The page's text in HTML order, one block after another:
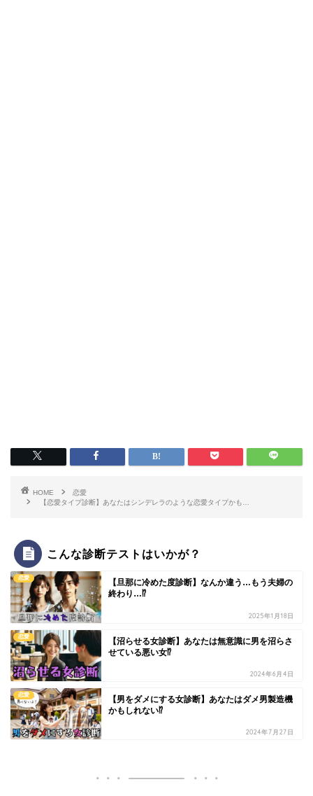
HOME
恋愛
【恋愛タイプ診断】あなたはシンデレラのような恋愛タイプかも…
こんな診断テストはいかが？
恋愛
【旦那に冷めた度診断】なんか違う…もう夫婦の
終わり…⁉
2025年1月18日
恋愛
【沼らせる女診断】あなたは無意識に男を沼らさ
せている悪い女⁉
2024年6月4日
恋愛
【男をダメにする女診断】あなたはダメ男製造機
かもしれない⁉
2024年7月27日